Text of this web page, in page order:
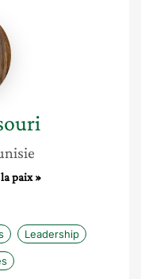
paix »
Leadership